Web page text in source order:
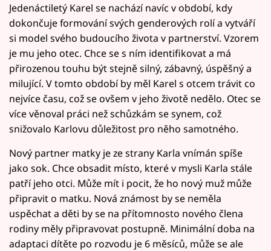
Jedenáctiletý Karel se nachází navíc v období, kdy
dokončuje formování svých genderových rolí a vytváří
si model svého budoucího života v partnerství. Vzorem
je mu jeho otec. Chce se s ním identifikovat a má
přirozenou touhu být stejně silný, zábavný, úspěšný a
milující. V tomto období by měl Karel s otcem trávit co
nejvíce času, což se ovšem v jeho životě nedělo. Otec se
více věnoval práci než schůzkám se synem, což
snižovalo Karlovu důležitost pro něho samotného.
Nový partner matky je ze strany Karla vnímán spíše
jako sok. Chce obsadit místo, které v mysli Karla stále
patří jeho otci. Může mít i pocit, že ho nový muž může
připravit o matku. Nová známost by se neměla
uspěchat a děti by se na přítomnosto nového člena
rodiny měly připravovat postupně. Minimální doba na
adaptaci dítěte po rozvodu je 6 měsíců, může se ale